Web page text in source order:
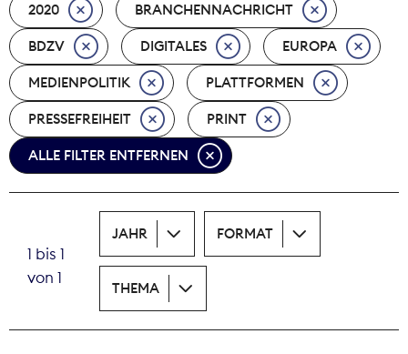
Nachhaltigkeit
Nachwuchs
Nova Award
Pressefreiheit
Print
Recht
Tarifpolitik
Theodor-Wolff-Preis
2020 BRANCHENNACHRICHT
BDZV DIGITALES EUROPA
MEDIENPOLITIK PLATTFORMEN
PRESSEFREIHEIT PRINT
ALLE FILTER ENTFERNEN
1 bis 1
von 1
JAHR FORMAT
THEMA